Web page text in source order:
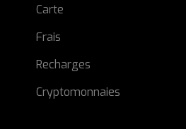
Carte
Frais
Recharges
Cryptomonnaies